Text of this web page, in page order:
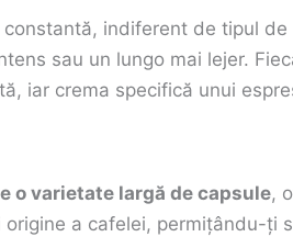
indiferent de tipul
sau un lungo mai lejer.
iar crema specifică unui
o varietate largă de capsule,
a cafelei, permițându-ți